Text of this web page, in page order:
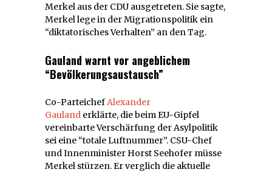
Merkel aus der CDU ausgetreten. Sie sagte,
Merkel lege in der Migrationspolitik ein
“diktatorisches Verhalten” an den Tag.
Gauland warnt vor angeblichem
“Bevölkerungsaustausch”
Co-ParteichefAlexander
Gauland erklärte, die beim EU-Gipfel
vereinbarte Verschärfung der Asylpolitik
sei eine “totale Luftnummer”. CSU-Chef
und Innenminister Horst Seehofer müsse
Merkel stürzen. Er verglich die aktuelle